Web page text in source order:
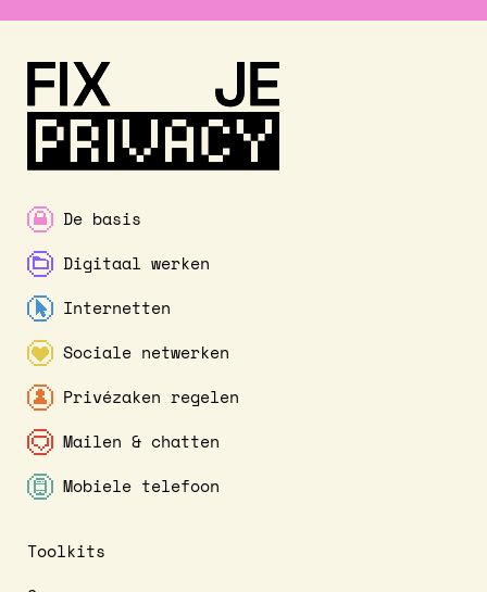
De basis
Digitaal werken
Internetten
Sociale netwerken
Privézaken regelen
Mailen & chatten
Mobiele telefoon
Toolkits